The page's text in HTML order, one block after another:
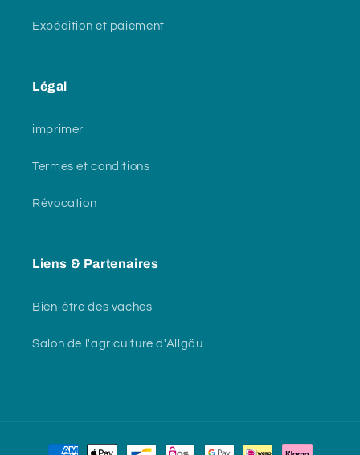
Expédition et paiement
Légal
imprimer
Termes et conditions
Révocation
Liens & Partenaires
Bien-être des vaches
Salon de l'agriculture d'Allgäu
Moyens